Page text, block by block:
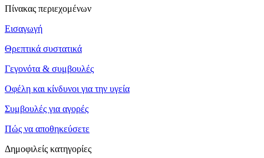
Πίνακας περιεχομένων
Εισαγωγή
Θρεπτικά συστατικά
Γεγονότα & συμβουλές
Οφέλη και κίνδυνοι για την υγεία
Συμβουλές για αγορές
Πώς να αποθηκεύσετε
Δημοφιλείς κατηγορίες